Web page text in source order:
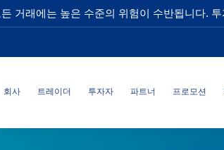
든 거래에는 높은 수준의 위험이 수반됩니다.
회사 트레이더 투자자 파트너 프로모션